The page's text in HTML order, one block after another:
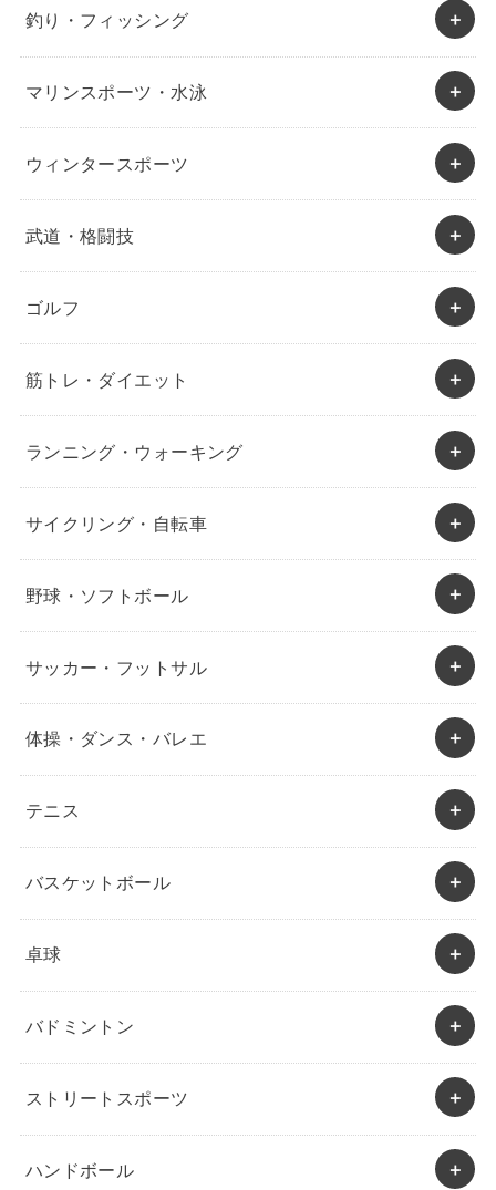
釣り・フィッシング
マリンスポーツ・水泳
ウィンタースポーツ
武道・格闘技
ゴルフ
筋トレ・ダイエット
ランニング・ウォーキング
サイクリング・自転車
野球・ソフトボール
サッカー・フットサル
体操・ダンス・バレエ
テニス
バスケットボール
卓球
バドミントン
ストリートスポーツ
ハンドボール